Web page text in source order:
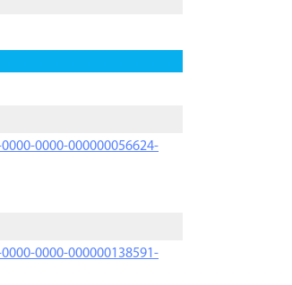
0000-000000056624-
0000-000000138591-